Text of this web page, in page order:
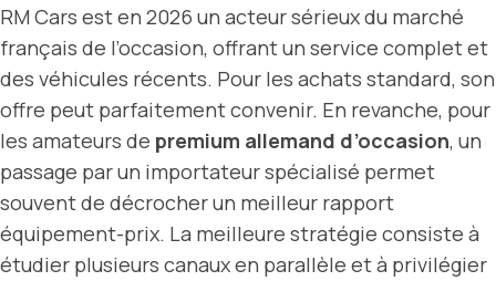
RM Cars est en 2026 un acteur sérieux du marché
français de l’occasion, offrant un service complet et
des véhicules récents. Pour les achats standard, son
offre peut parfaitement convenir. En revanche, pour
les amateurs de premium allemand d’occasion, un
passage par un importateur spécialisé permet
souvent de décrocher un meilleur rapport
équipement-prix. La meilleure stratégie consiste à
étudier plusieurs canaux en parallèle et à privilégier